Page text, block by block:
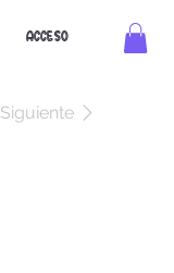
ACCESO
Siguiente